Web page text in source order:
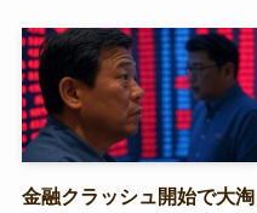
金融クラッシュ開始で大淘